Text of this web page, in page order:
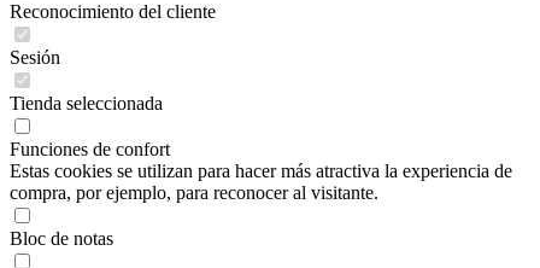
Reconocimiento del cliente
Sesión
Tienda seleccionada
Funciones de confort
Estas cookies se utilizan para hacer más atractiva la experiencia de
compra, por ejemplo, para reconocer al visitante.
Bloc de notas